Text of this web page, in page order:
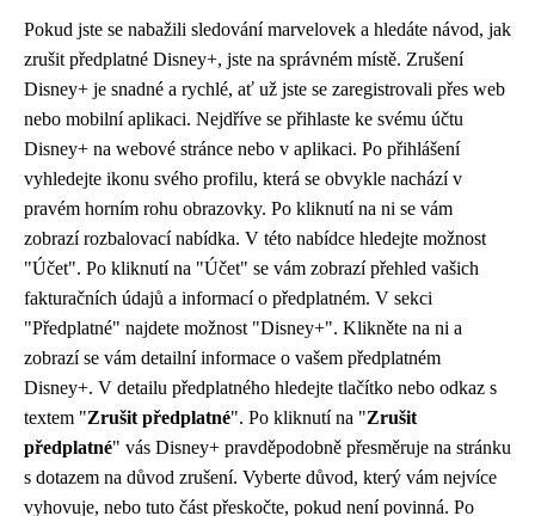
Pokud jste se nabažili sledování marvelovek a hledáte návod, jak
zrušit předplatné Disney+, jste na správném místě. Zrušení
Disney+ je snadné a rychlé, ať už jste se zaregistrovali přes web
nebo mobilní aplikaci. Nejdříve se přihlaste ke svému účtu
Disney+ na webové stránce nebo v aplikaci. Po přihlášení
vyhledejte ikonu svého profilu, která se obvykle nachází v
pravém horním rohu obrazovky. Po kliknutí na ni se vám
zobrazí rozbalovací nabídka. V této nabídce hledejte možnost
"Účet". Po kliknutí na "Účet" se vám zobrazí přehled vašich
fakturačních údajů a informací o předplatném. V sekci
"Předplatné" najdete možnost "Disney+". Klikněte na ni a
zobrazí se vám detailní informace o vašem předplatném
Disney+. V detailu předplatného hledejte tlačítko nebo odkaz s
textem "Zrušit předplatné". Po kliknutí na "Zrušit
předplatné" vás Disney+ pravděpodobně přesměruje na stránku
s dotazem na důvod zrušení. Vyberte důvod, který vám nejvíce
vyhovuje, nebo tuto část přeskočte, pokud není povinná. Po